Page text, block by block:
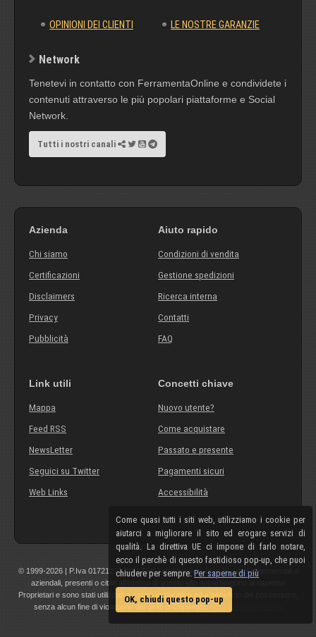
Come quasi tutti i siti web, utilizziamo i cookie per
aiutarci a migliorare il sito ed erogare servizi di
qualità. La direttiva UE ci impone di farlo notare,
ecco il perchè di questo fastidioso pop-up, che puoi
chiudere per sempre.Per saperne di più
OK, chiudi questo pop-up
OPINIONI DEI CLIENTI LE NOSTRE GARANZIE
Network
Tenetevi in contatto con FerramentaOnline e condividete i
contenuti attraverso le più popolari piattaforme e Social
Network.
Tutti i nostri canali
Azienda
Chi siamo
Certificazioni
Disclaimers
Privacy
Pubblicità
Aiuto rapido
Condizioni di vendita
Gestione spedizioni
Ricerca interna
Contatti
FAQ
Link utili
Mappa
Feed RSS
NewsLetter
Seguici su Twitter
Web Links
Concetti chiave
Nuovo utente?
Come acquistare
Passato e presente
Pagamenti sicuri
Accessibilità
© 1999-2026 | P.Iva 01721210308 | Tutti i componenti, marchi, nomi commerciali o
aziendali, presenti o citati all'interno di questo sito appartengono ai rispettivi
Proprietari e sono stati utilizzati a scopo esplicativo ed a beneficio del possessore,
senza alcun fine di violazione dei diritti di Copyright.
Maggiori informazioni